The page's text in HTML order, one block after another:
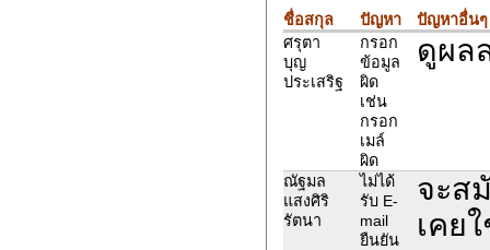
ชื่อสกุล ปัญหา
ปัญหาอื่นๆ
ศรุตา
บุญ
ประเสริฐ
กรอก
ข้อมูล
ผิด
เช่น
กรอก
เมล์
ผิด
ดูผล
ณัฐมล
แสงศิริ
รัตนา
ไม่ได้
รับ E-
mail
ยืนยัน
จะส
เคย